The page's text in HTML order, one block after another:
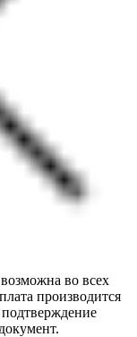
во всех
производится